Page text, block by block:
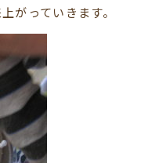
がっていきます。